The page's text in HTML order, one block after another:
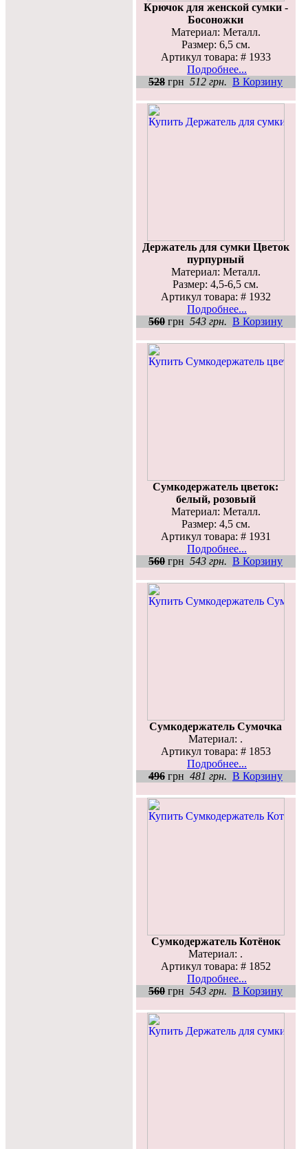
Крючок для женской сумки -
Босоножки
Материал: Металл.
Размер: 6,5 см.
Артикул товара: # 1933
Подробнее...
528 грн 512 грн. В Корзину
Держатель для сумки Цветок
пурпурный
Материал: Металл.
Размер: 4,5-6,5 см.
Артикул товара: # 1932
Подробнее...
560 грн 543 грн. В Корзину
Сумкодержатель цветок:
белый, розовый
Материал: Металл.
Размер: 4,5 см.
Артикул товара: # 1931
Подробнее...
560 грн 543 грн. В Корзину
Сумкодержатель Сумочка
Материал: .
Артикул товара: # 1853
Подробнее...
496 грн 481 грн. В Корзину
Сумкодержатель Котёнок
Материал: .
Артикул товара: # 1852
Подробнее...
560 грн 543 грн. В Корзину